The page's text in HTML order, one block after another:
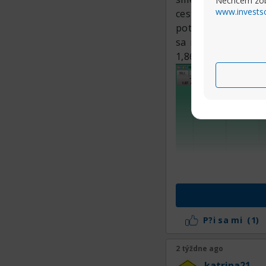
cestu k 1,8980 a
potom pri odraze
sa môže rozrásť
1,8615, potom
P?i sa mi (1)
2 týždne ago